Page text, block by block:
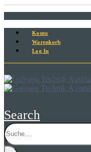
Konto
Warenkorb
Log In
Search